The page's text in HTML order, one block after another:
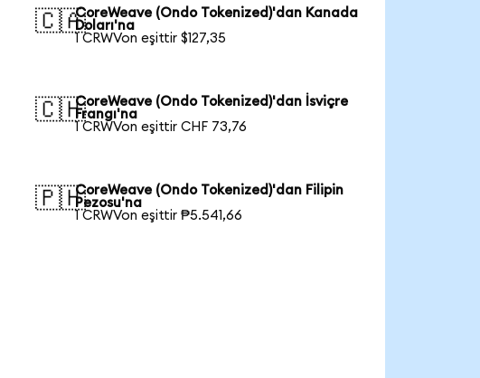
🇨🇦CoreWeave (Ondo Tokenized)'dan Kanada
Doları'na
1 CRWVon eşittir $127,35
🇨🇭CoreWeave (Ondo Tokenized)'dan İsviçre
Frangı'na
1 CRWVon eşittir CHF 73,76
🇵🇭CoreWeave (Ondo Tokenized)'dan Filipin
Pezosu'na
1 CRWVon eşittir ₱5.541,66